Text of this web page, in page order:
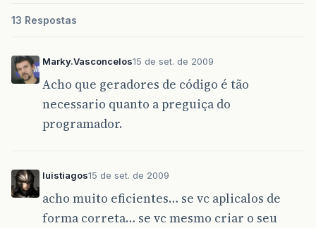
13 Respostas
Marky.Vasconcelos15 de set. de 2009
Acho que geradores de código é tão
necessario quanto a preguiça do
programador.
luistiagos15 de set. de 2009
acho muito eficientes… se vc aplicalos de
forma correta… se vc mesmo criar o seu